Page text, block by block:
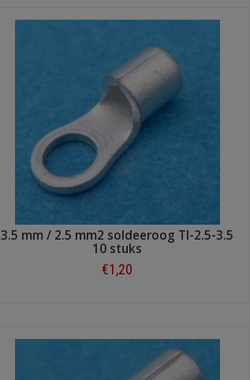
3.5 mm / 2.5 mm2 soldeeroog TI-2.5-3.5
10 stuks
€1,20